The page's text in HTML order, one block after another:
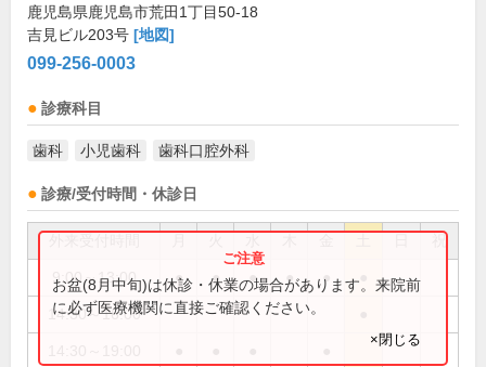
鹿児島県鹿児島市荒田1丁目50-18
吉見ビル203号 [地図]
099-256-0003
診療科目
歯科 小児歯科 歯科口腔外科
診療/受付時間・休診日
祝
9:00～13:00 ● ● ● ● ●
14:30～16:00
お盆(8月中旬)は休診・休業の場合があります。来院前
に必ず医療機関に直接ご確認ください。
×閉じる